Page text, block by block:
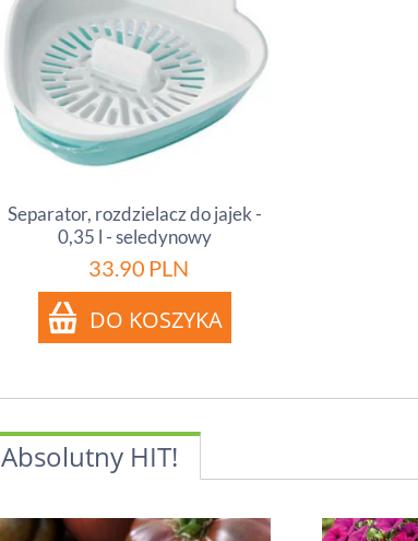
Separator, rozdzielacz do jajek -
0,35 l - seledynowy
33.90 PLN
Absolutny HIT!